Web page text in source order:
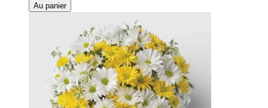
Au panier